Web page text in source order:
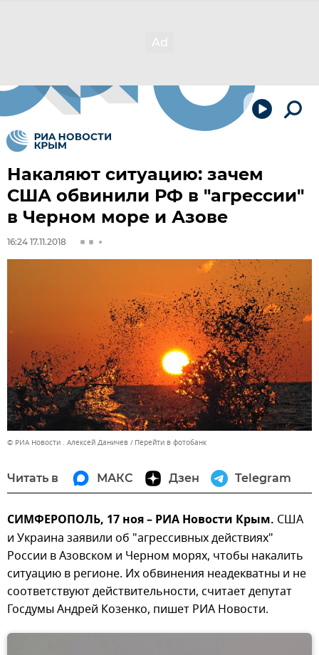
Накаляют ситуацию: зачем
США обвинили РФ в "агрессии"
в Черном море и Азове
16:24 17.11.2018
© РИА Новости . Алексей Даничев Перейти в фотобанк
Читать в МАКС Дзен Telegram
СИМФЕРОПОЛЬ, 17 ноя – РИА Новости Крым. США
и Украина заявили об "агрессивных действиях"
России в Азовском и Черном морях, чтобы накалить
ситуацию в регионе. Их обвинения неадекватны и не
соответствуют действительности, считает депутат
Госдумы Андрей Козенко, пишет РИА Новости.